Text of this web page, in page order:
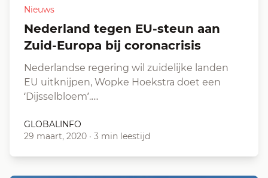
Nieuws
Nederland tegen EU-steun aan
Zuid-Europa bij coronacrisis
Nederlandse regering wil zuidelijke landen
EU uitknijpen, Wopke Hoekstra doet een
‘Dijsselbloem’.…
GLOBALINFO
29 maart, 2020 · 3 min leestijd